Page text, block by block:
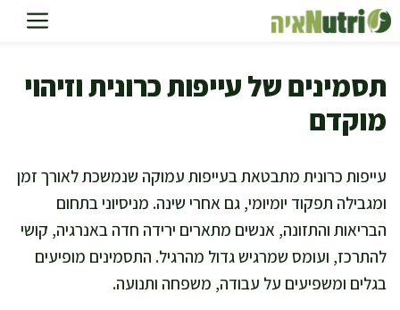
לדלג
לתוכן
תסמינים של עייפות כרונית וזיהוי
מוקדם
עייפות כרונית מתבטאת בעייפות עמוקה שנמשכת לאורך זמן
ומגבילה תפקוד יומיומי, גם אחרי שינה. מניסיוני בתחום
הבריאות והתזונה, אנשים מתארים ירידה חדה באנרגיה, קושי
להתרכז, ועומס שמרגיש גדול מהרגיל. התסמינים מופיעים
בגלים ומשפיעים על עבודה, משפחה ותנועה.